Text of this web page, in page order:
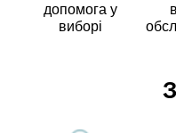
допомога у
виборі